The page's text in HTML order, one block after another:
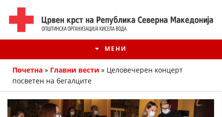
МЕНИ
Почетна » Главни вести » Целовечерен концерт
посветен на бегалците